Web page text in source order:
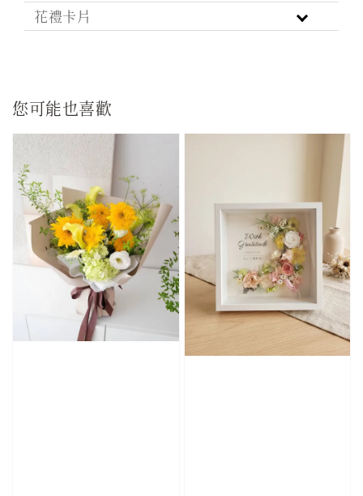
花禮卡片
您可能也喜歡